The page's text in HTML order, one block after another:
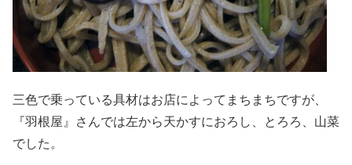
三色で乗っている具材はお店によってまちまちですが、
『羽根屋』さんでは左から天かすにおろし、とろろ、山菜
でした。